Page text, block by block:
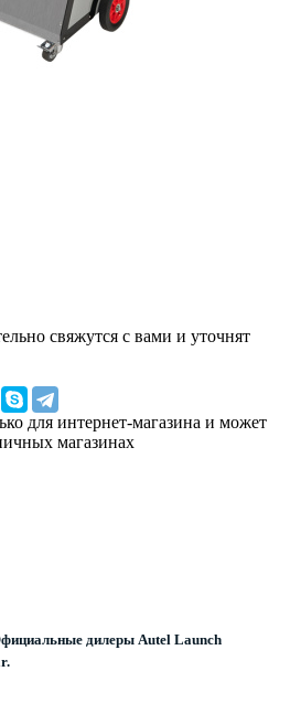
свяжутся с вами и уточнят
для интернет-магазина и может
магазинах
дилеры Autel Launch